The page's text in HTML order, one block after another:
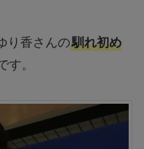
り香さんの馴れ初め
す。